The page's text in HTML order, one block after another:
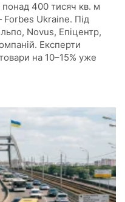
понад 400 тисяч кв. м
Forbes Ukraine. Під
Novus, Епіцентр,
Експерти
на 10–15% уже